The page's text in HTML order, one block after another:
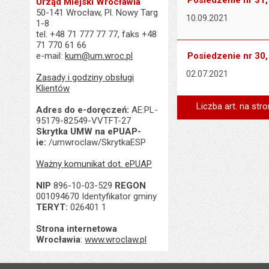
50-141 Wrocław, Pl. Nowy Targ
1-8
tel. +48 71 777 77 77, faks +48
71 770 61 66
e-mail:kum@um.wroc.pl
Zasady i godziny obsługi
Klientów
Adres do e-doręczeń: AE:PL-
95179-82549-VVTFT-27
Skrytka UMW na ePUAP-
ie: /umwroclaw/SkrytkaESP
Ważny komunikat dot. ePUAP
NIP 896-10-03-529 REGON
001094670 Identyfikator gminy
TERYT: 026401 1
Strona internetowa
Wrocławia:www.wroclaw.pl
10.09.2021
Posiedzenie nr
02.07.2021
Liczba art. na